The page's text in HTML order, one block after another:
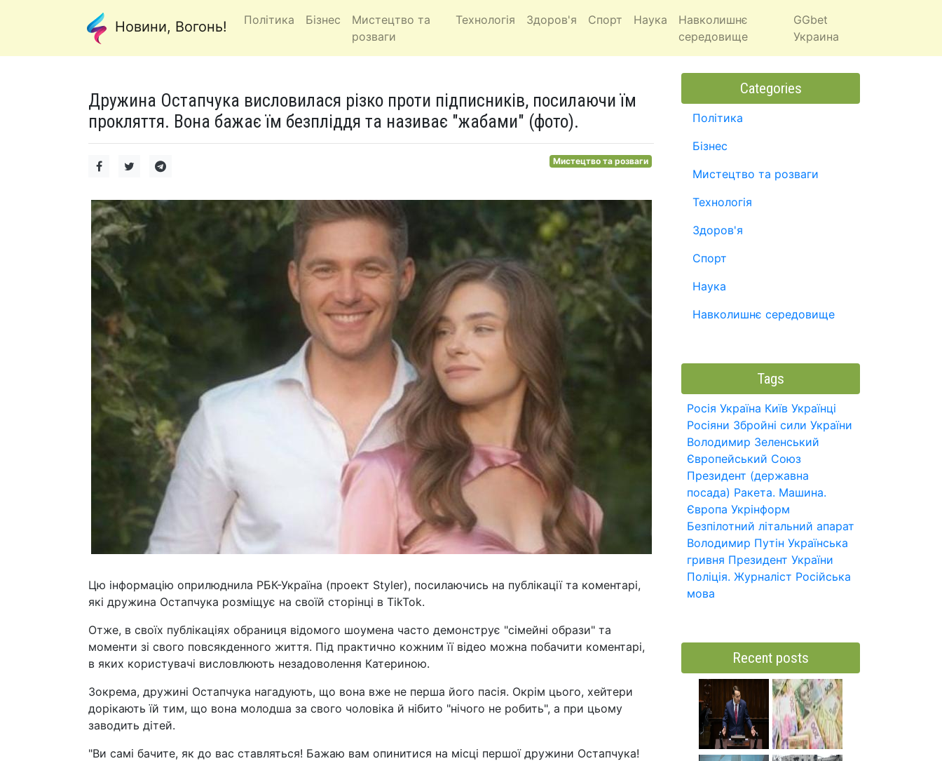
Новини, Вогонь! Політика Бізнес
Мистецтво та
розваги
Технологія Здоров'я Спорт Наука
Навколишнє
середовище
GGbet
Украина
Дружина Остапчука висловилася різко проти підписників, посилаючи їм
прокляття. Вона бажає їм безпліддя та називає "жабами" (фото).
Мистецтво та розваги
Цю інформацію оприлюднила РБК-Україна (проект Styler), посилаючись на публікації та коментарі,
які дружина Остапчука розміщує на своїй сторінці в TikTok.
Отже, в своїх публікаціях обраниця відомого шоумена часто демонструє "сімейні образи" та
моменти зі свого повсякденного життя. Під практично кожним її відео можна побачити коментарі,
в яких користувачі висловлюють незадоволення Катериною.
Зокрема, дружині Остапчука нагадують, що вона вже не перша його пасія. Окрім цього, хейтери
дорікають їй тим, що вона молодша за свого чоловіка й нібито "нічого не робить", а при цьому
заводить дітей.
"Ви самі бачите, як до вас ставляться! Бажаю вам опинитися на місці першої дружини Остапчука!
Categories
Політика
Бізнес
Мистецтво та розваги
Технологія
Здоров'я
Спорт
Наука
Навколишнє середовище
Tags
Росія Україна Київ Українці
Росіяни Збройні сили України
Володимир Зеленський
Європейський Союз
Президент (державна
посада) Ракета. Машина.
Європа Укрінформ
Безпілотний літальний апарат
Володимир Путін Українська
гривня Президент України
Поліція. Журналіст Російська
мова
Recent posts